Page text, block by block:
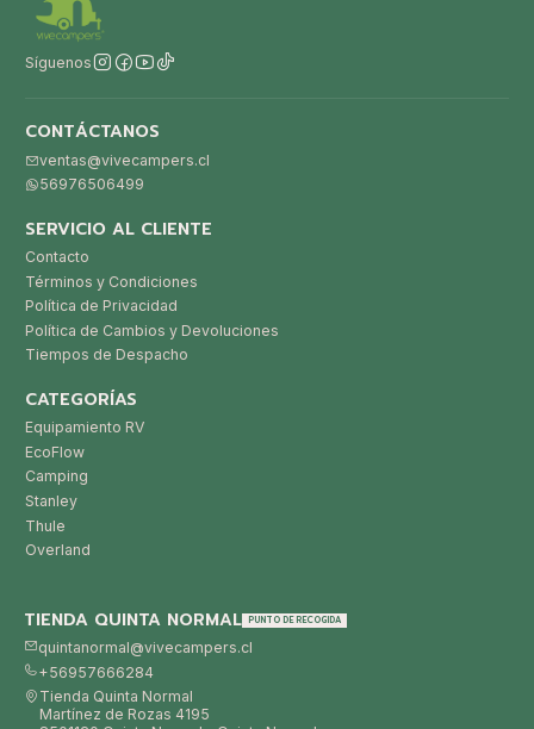
Síguenos
CONTÁCTANOS
ventas@vivecampers.cl
56976506499
SERVICIO AL CLIENTE
Contacto
Términos y Condiciones
Política de Privacidad
Política de Cambios y Devoluciones
Tiempos de Despacho
CATEGORÍAS
Equipamiento RV
EcoFlow
Camping
Stanley
Thule
Overland
TIENDA QUINTA NORMAL PUNTO DE RECOGIDA
quintanormal@vivecampers.cl
+56957666284
Tienda Quinta Normal
Martínez de Rozas 4195